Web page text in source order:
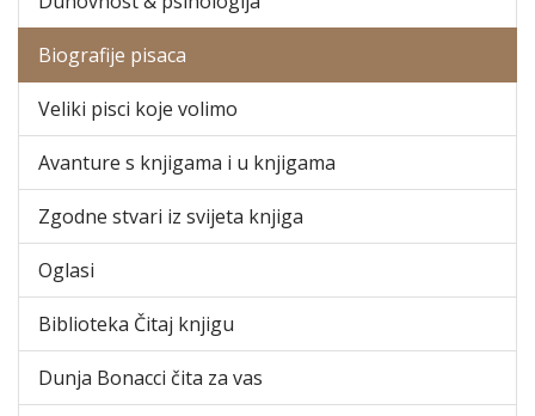
Biografije pisaca
Veliki pisci koje volimo
Avanture s knjigama i u knjigama
Zgodne stvari iz svijeta knjiga
Oglasi
Biblioteka Čitaj knjigu
Dunja Bonacci čita za vas